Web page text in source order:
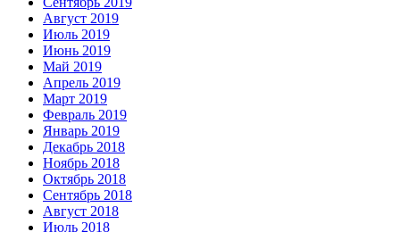
Август 2019
Июль 2019
Июнь 2019
Май 2019
Апрель 2019
Март 2019
Февраль 2019
Январь 2019
Декабрь 2018
Ноябрь 2018
Октябрь 2018
Сентябрь 2018
Август 2018
Июль 2018